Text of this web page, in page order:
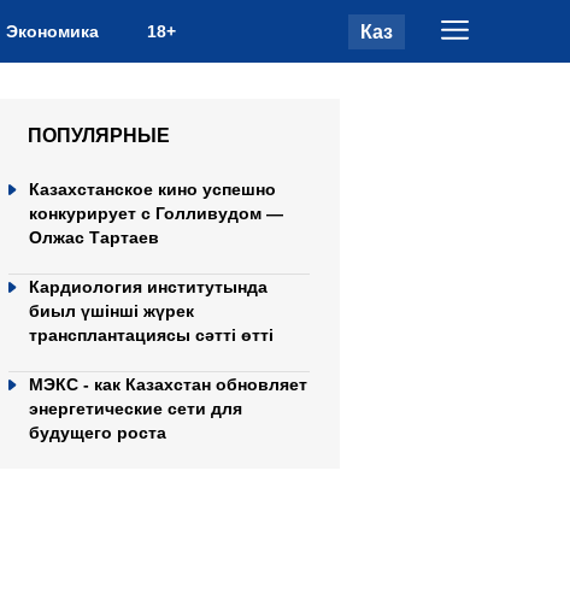
Экономика 18+ Каз
ПОПУЛЯРНЫЕ
Казахстанское кино успешно
конкурирует с Голливудом —
Олжас Тартаев
Кардиология институтында
биыл үшінші жүрек
трансплантациясы сәтті өтті
МЭКС - как Казахстан обновляет
энергетические сети для
будущего роста